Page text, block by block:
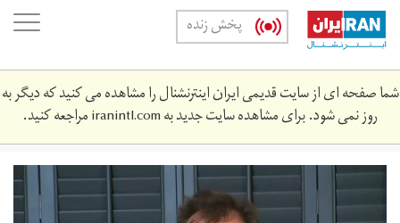
Skip
main
content
پخش زنده
شما صفحه ای از سایت قدیمی ایران اینترنشنال را مشاهده می کنید که دیگر به
روز نمی شود. برای مشاهده سایت جدید بهiranintl.comمراجعه کنید.
richard_copy.jpg